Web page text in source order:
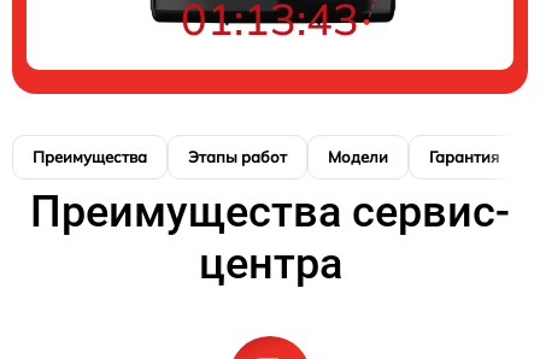
01:13:42
Преимущества Этапы работ Модели Гарантия
Преимущества сервис-
центра